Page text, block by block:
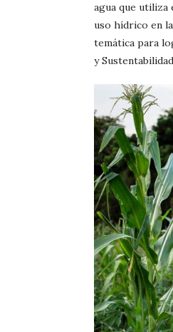
agua que utiliza
uso hídrico en
temática para
y